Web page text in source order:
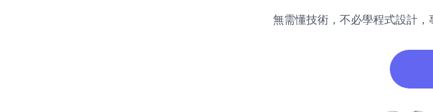
無需懂技術，不必學程式設計